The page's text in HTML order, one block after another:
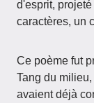
d'esprit,
caractères, un
Ce poème fut
Tang du
avaient déjà